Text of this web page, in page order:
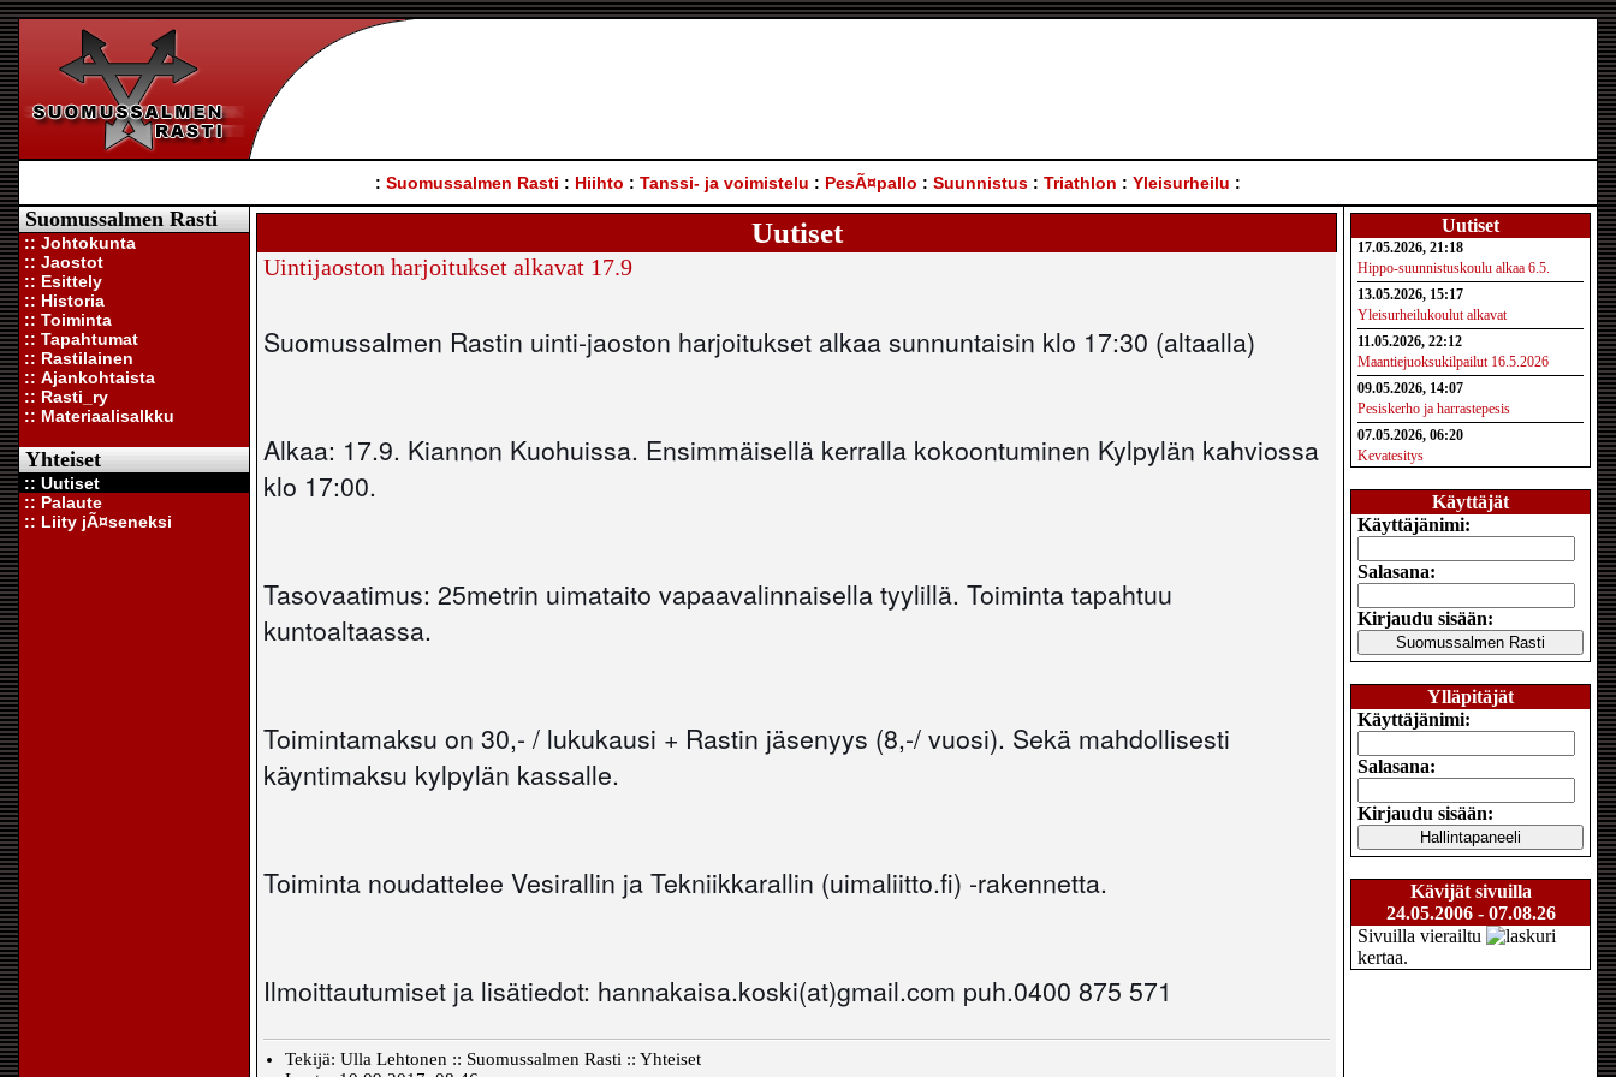
: Suomussalmen Rasti : Hiihto : Tanssi- ja voimistelu : PesÃ¤pallo : Suunnistus : Triathlon : Yleisurheilu :
Suomussalmen Rasti
:: Johtokunta
:: Jaostot
:: Esittely
:: Historia
:: Toiminta
:: Tapahtumat
:: Rastilainen
:: Ajankohtaista
:: Rasti_ry
:: Materiaalisalkku
Yhteiset
:: Uutiset
:: Palaute
:: Liity jÃ¤seneksi
Uutiset
Uintijaoston harjoitukset alkavat 17.9
Suomussalmen Rastin uinti-jaoston harjoitukset alkaa sunnuntaisin klo 17:30 (altaalla)
Alkaa: 17.9. Kiannon Kuohuissa. Ensimmäisellä kerralla kokoontuminen Kylpylän kahviossa
klo 17:00.
Tasovaatimus: 25metrin uimataito vapaavalinnaisella tyylillä. Toiminta tapahtuu
kuntoaltaassa.
Toimintamaksu on 30,- / lukukausi + Rastin jäsenyys (8,-/ vuosi). Sekä mahdollisesti
käyntimaksu kylpylän kassalle.
Toiminta noudattelee Vesirallin ja Tekniikkarallin (uimaliitto.fi) -rakennetta.
Ilmoittautumiset ja lisätiedot: hannakaisa.koski(at)gmail.com puh.0400 875 571
Tekijä: Ulla Lehtonen :: Suomussalmen Rasti :: Yhteiset
Uutiset
17.05.2026, 21:18
Hippo-suunnistuskoulu alkaa 6.5.
13.05.2026, 15:17
Yleisurheilukoulut alkavat
11.05.2026, 22:12
Maantiejuoksukilpailut 16.5.2026
09.05.2026, 14:07
Pesiskerho ja harrastepesis
07.05.2026, 06:20
Kevatesitys
Käyttäjät
Käyttäjänimi:
Salasana:
Kirjaudu sisään:
Ylläpitäjät
Käyttäjänimi:
Salasana:
Kirjaudu sisään:
Kävijät sivuilla
24.05.2006 - 07.08.26
Sivuilla vierailtu
kertaa.